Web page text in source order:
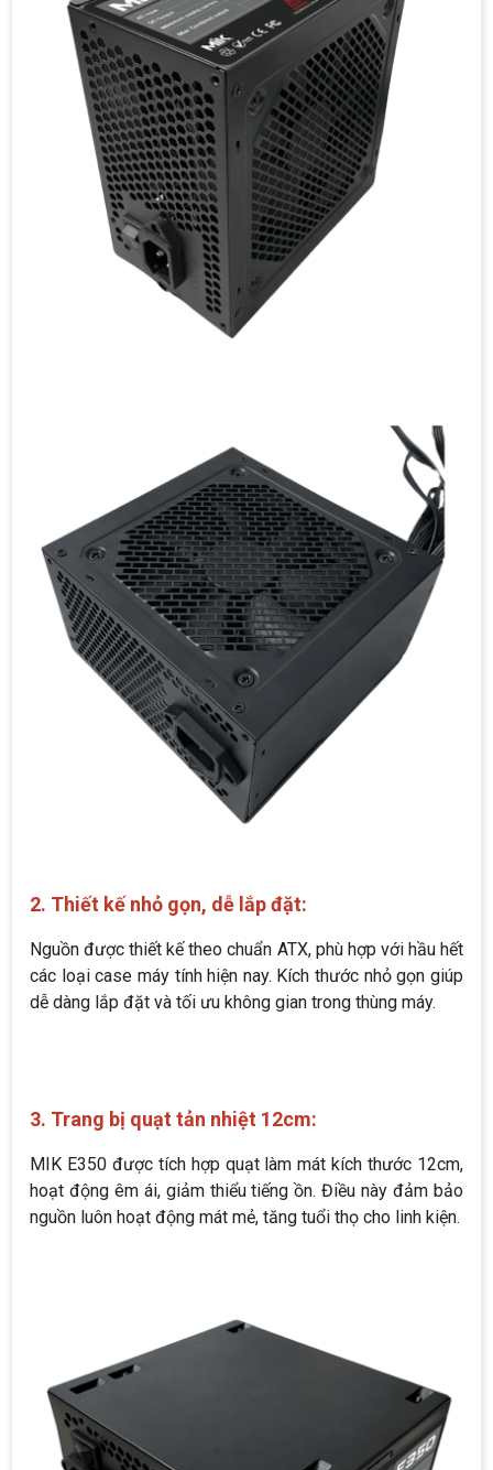
2. Thiết kế nhỏ gọn, dễ lắp đặt:
Nguồn được thiết kế theo chuẩn ATX, phù hợp với hầu hết
các loại case máy tính hiện nay. Kích thước nhỏ gọn giúp
dễ dàng lắp đặt và tối ưu không gian trong thùng máy.
3. Trang bị quạt tản nhiệt 12cm:
MIK E350 được tích hợp quạt làm mát kích thước 12cm,
hoạt động êm ái, giảm thiểu tiếng ồn. Điều này đảm bảo
nguồn luôn hoạt động mát mẻ, tăng tuổi thọ cho linh kiện.